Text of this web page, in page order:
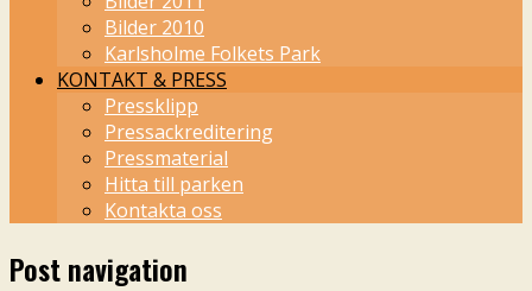
Bilder 2010
Karlsholme Folkets Park
KONTAKT & PRESS
Pressklipp
Pressackreditering
Pressmaterial
Hitta till parken
Kontakta oss
Post navigation